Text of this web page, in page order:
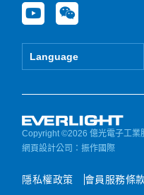
Y
o
u
e
W
e
i
Language
Copyright ©2026 億光電子工業
網頁設計公司 ：振作國際
隱私權政策 會員服務條